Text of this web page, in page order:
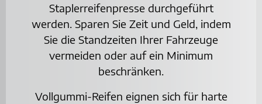
Staplerreifenpresse durchgeführt
werden. Sparen Sie Zeit und Geld, indem
Sie die Standzeiten Ihrer Fahrzeuge
vermeiden oder auf ein Minimum
beschränken.
Vollgummi-Reifen eignen sich für harte